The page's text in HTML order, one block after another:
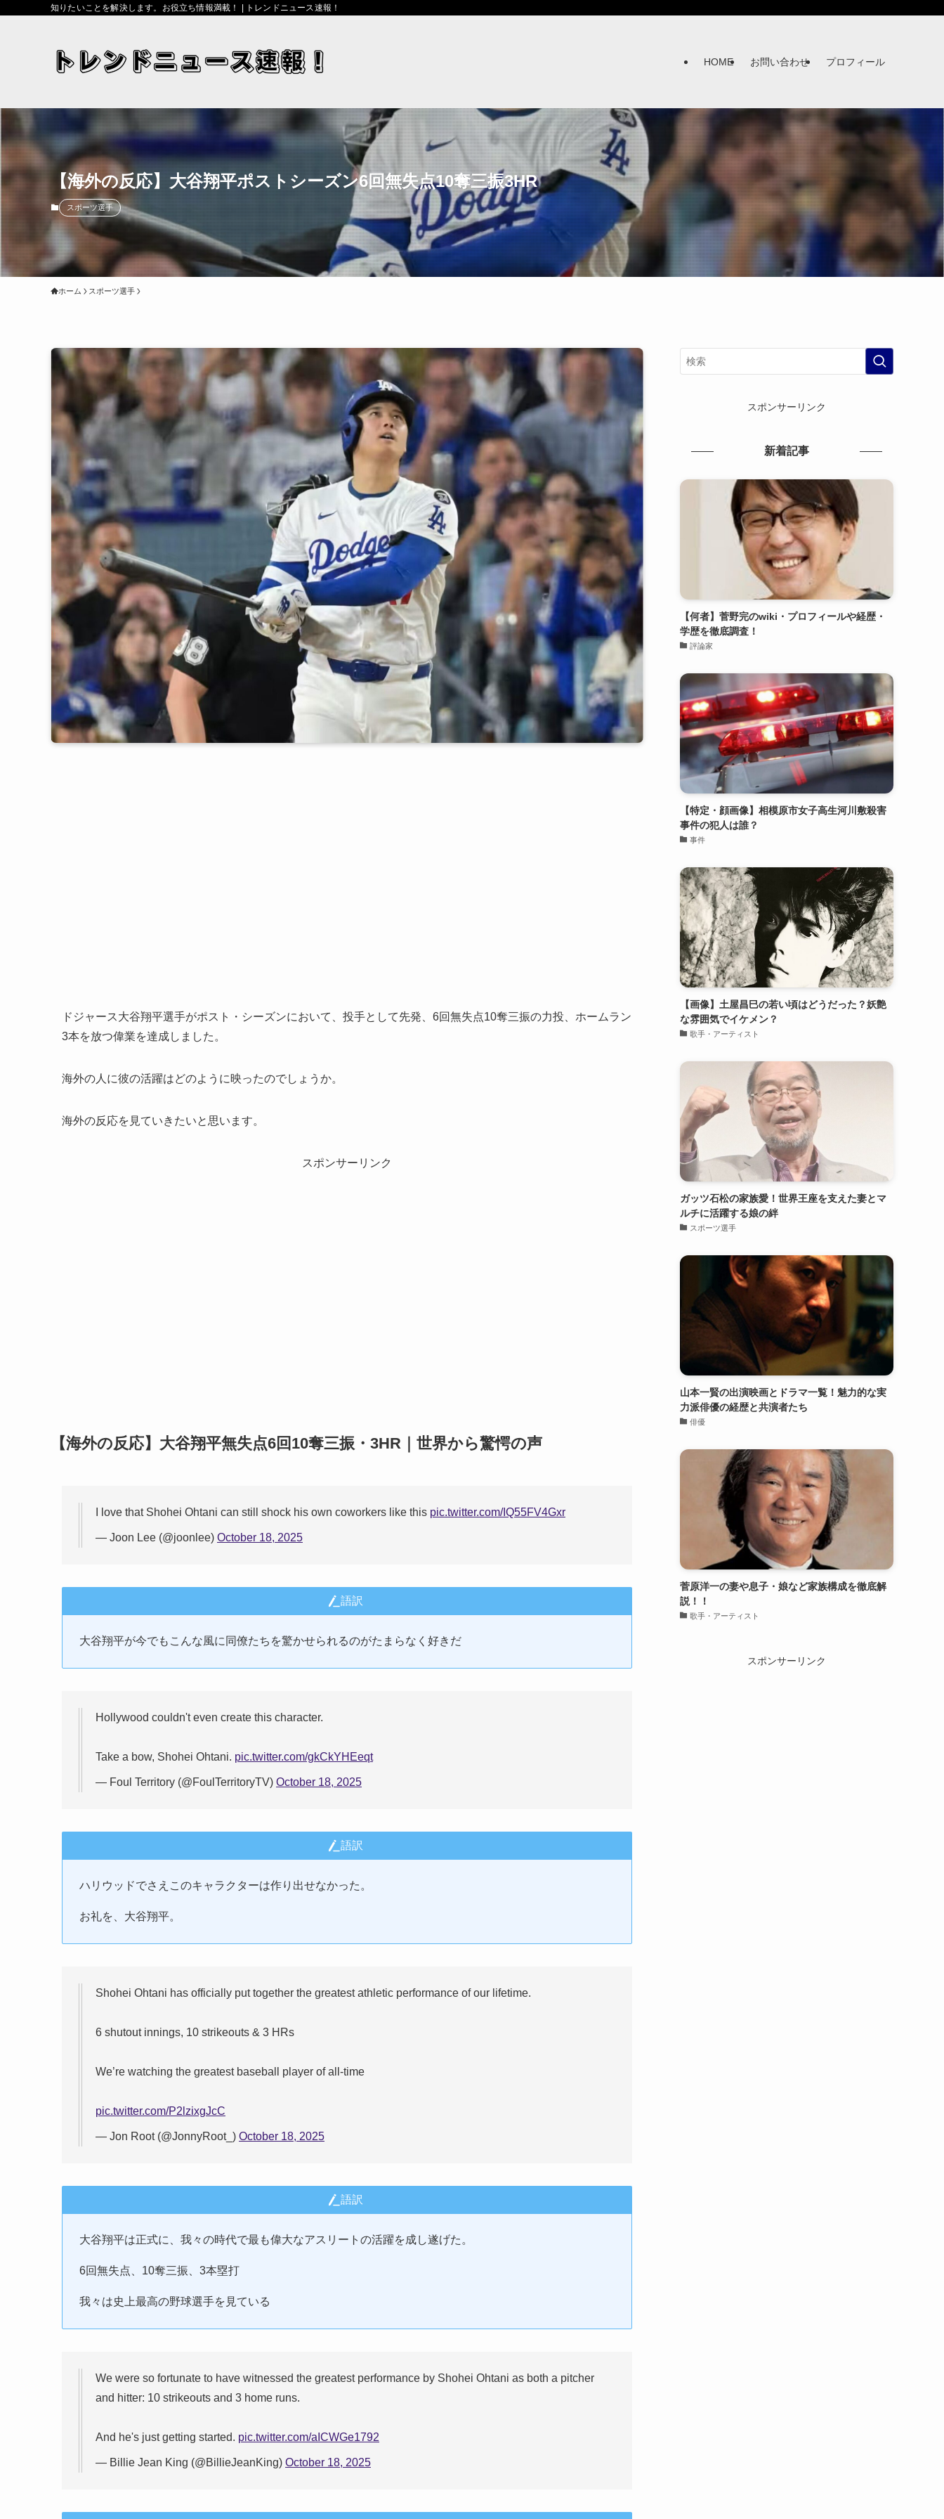
知りたいことを解決します。お役立ち情報満載！ | トレンドニュース速報！
HOME お問い合わせ プロフィール
【海外の反応】大谷翔平ポストシーズン6回無失点10奪三振3HR
スポーツ選手
ホーム スポーツ選手
ドジャース大谷翔平選手がポスト・シーズンにおいて、投手として先発、6回無失点10奪三振の力投、ホームラン
3本を放つ偉業を達成しました。
海外の人に彼の活躍はどのように映ったのでしょうか。
海外の反応を見ていきたいと思います。
スポンサーリンク
【海外の反応】大谷翔平無失点6回10奪三振・3HR｜世界から驚愕の声
I love that Shohei Ohtani can still shock his own coworkers like this pic.twitter.com/IQ55FV4Gxr
— Joon Lee (@joonlee) October 18, 2025
語訳
大谷翔平が今でもこんな風に同僚たちを驚かせられるのがたまらなく好きだ
Hollywood couldn't even create this character.
Take a bow, Shohei Ohtani. pic.twitter.com/gkCkYHEeqt
— Foul Territory (@FoulTerritoryTV) October 18, 2025
語訳
ハリウッドでさえこのキャラクターは作り出せなかった。
お礼を、大谷翔平。
Shohei Ohtani has officially put together the greatest athletic performance of our lifetime.
6 shutout innings, 10 strikeouts & 3 HRs
We’re watching the greatest baseball player of all-time
pic.twitter.com/P2lzixgJcC
— Jon Root (@JonnyRoot_) October 18, 2025
語訳
大谷翔平は正式に、我々の時代で最も偉大なアスリートの活躍を成し遂げた。
6回無失点、10奪三振、3本塁打
我々は史上最高の野球選手を見ている
We were so fortunate to have witnessed the greatest performance by Shohei Ohtani as both a pitcher
and hitter: 10 strikeouts and 3 home runs.
And he's just getting started. pic.twitter.com/aICWGe1792
— Billie Jean King (@BillieJeanKing) October 18, 2025
スポンサーリンク
新着記事
【何者】菅野完のwiki・プロフィールや経歴・
学歴を徹底調査！
評論家
【特定・顔画像】相模原市女子高生河川敷殺害
事件の犯人は誰？
事件
【画像】土屋昌巳の若い頃はどうだった？妖艶
な雰囲気でイケメン？
歌手・アーティスト
ガッツ石松の家族愛！世界王座を支えた妻とマ
ルチに活躍する娘の絆
スポーツ選手
山本一賢の出演映画とドラマ一覧！魅力的な実
力派俳優の経歴と共演者たち
俳優
菅原洋一の妻や息子・娘など家族構成を徹底解
説！！
歌手・アーティスト
スポンサーリンク